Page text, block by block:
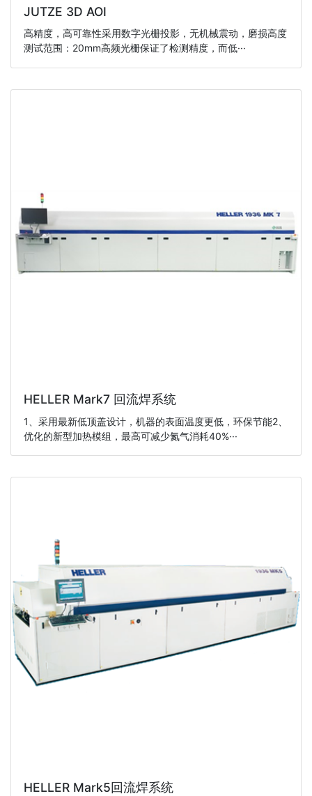
JUTZE 3D AOI
高精度，高可靠性采用数字光栅投影，无机械震动，磨损高度
测试范围：20mm高频光栅保证了检测精度，而低···
HELLER Mark7 回流焊系统
1、采用最新低顶盖设计，机器的表面温度更低，环保节能2、
优化的新型加热模组，最高可减少氮气消耗40%···
HELLER Mark5回流焊系统